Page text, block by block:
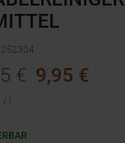
€ 9,95 €
/